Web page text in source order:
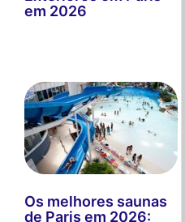
em 2026
Os melhores saunas
de Paris em 2026: